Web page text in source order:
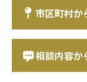
市区町村か
相談内容か